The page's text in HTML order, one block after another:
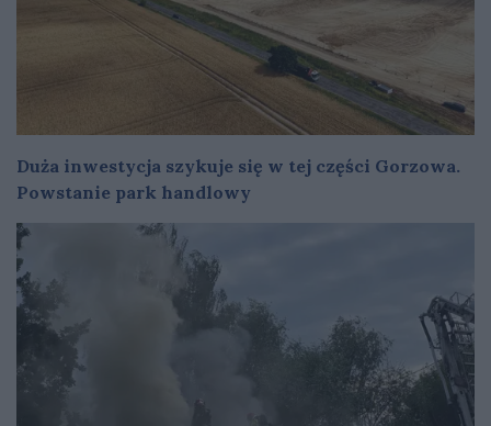
Duża inwestycja szykuje się w tej części Gorzowa.
Powstanie park handlowy